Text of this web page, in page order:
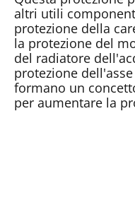
altri utili
protezione della
la protezione del
del radiatore
protezione
formano un
per aumentare la